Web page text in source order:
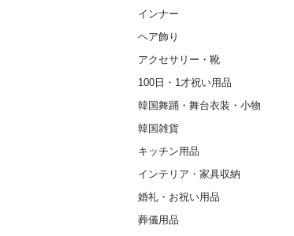
インナー
ヘア飾り
アクセサリー・靴
100日・1才祝い用品
韓国舞踊・舞台衣装・小物
韓国雑貨
キッチン用品
インテリア・家具収納
婚礼・お祝い用品
葬儀用品